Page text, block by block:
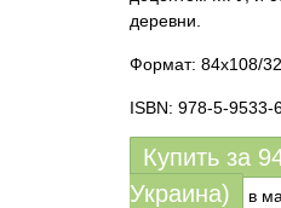
деревни.
Формат: 84x108/
ISBN: 978-5-9533-
Купить за
Украина)
в